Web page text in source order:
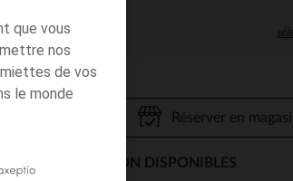
que vous
nos
de vos
le monde
Réserver en
DE LIVRAISON DISPONIBLES